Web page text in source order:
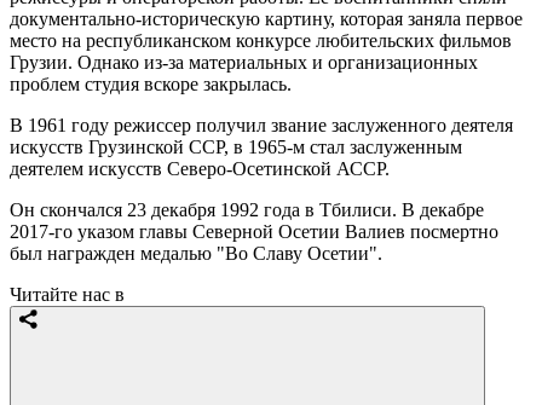
документально-историческую картину, которая заняла первое
место на республиканском конкурсе любительских фильмов
Грузии. Однако из-за материальных и организационных
проблем студия вскоре закрылась.
В 1961 году режиссер получил звание заслуженного деятеля
искусств Грузинской ССР, в 1965-м стал заслуженным
деятелем искусств Северо-Осетинской АССР.
Он скончался 23 декабря 1992 года в Тбилиси. В декабре
2017-го указом главы Северной Осетии Валиев посмертно
был награжден медалью "Во Славу Осетии".
Читайте нас в